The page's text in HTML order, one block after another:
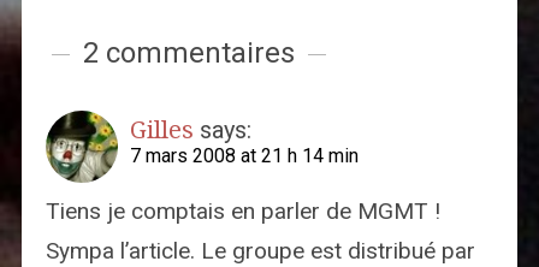
2 commentaires
Gilles says:
7 mars 2008 at 21 h 14 min
Tiens je comptais en parler de MGMT !
Sympa l’article. Le groupe est distribué par